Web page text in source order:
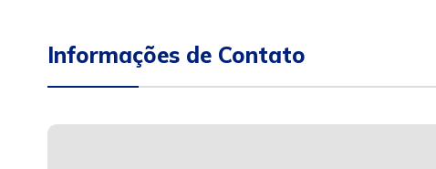
Informações de Contato